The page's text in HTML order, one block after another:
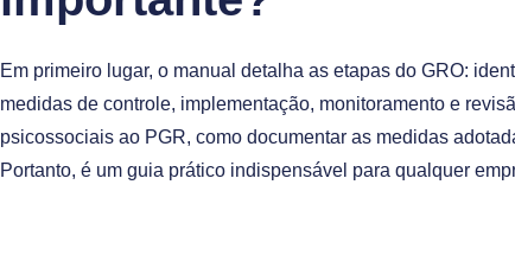
Em primeiro lugar, o manual detalha as etapas do GRO:
medidas de controle, implementação, monitoramento e
psicossociais ao PGR, como documentar as medidas
Portanto, é um guia prático indispensável para qualquer